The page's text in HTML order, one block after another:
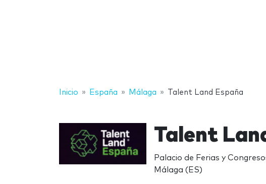
Inicio España Málaga Talent Land España
Talent
Palacio de Ferias y
Málaga (ES)